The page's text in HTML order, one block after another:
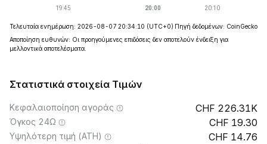
Τελευταία ενημέρωση: 2026-08-07 20:34:10 (UTC+0) Πηγή δεδομένων: CoinGecko
Αποποίηση ευθυνών: Οι προηγούμενες επιδόσεις δεν αποτελούν ένδειξη για
μελλοντικά αποτελέσματα.
Στατιστικά στοιχεία Τιμών
Κεφαλαιοποίηση αγοράς 226.31K
Όγκος 24Ω 19.30
Υψηλότερη τιμή (ATH) 14.76